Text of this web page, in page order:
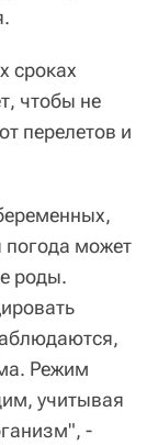
сроках
чтобы не
перелетов и
погода может
роды.
Режим
учитывая
-